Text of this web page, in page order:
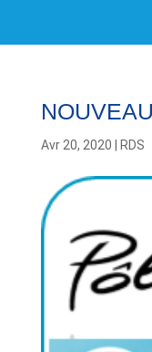
Avr 20, 2020 RDS